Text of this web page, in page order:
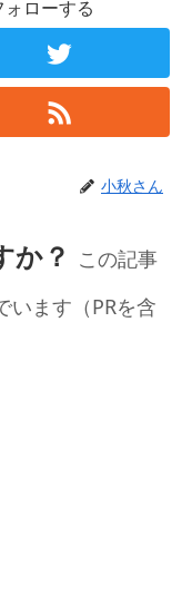
ローする
小秋さん
か？ この記事
います（PRを含